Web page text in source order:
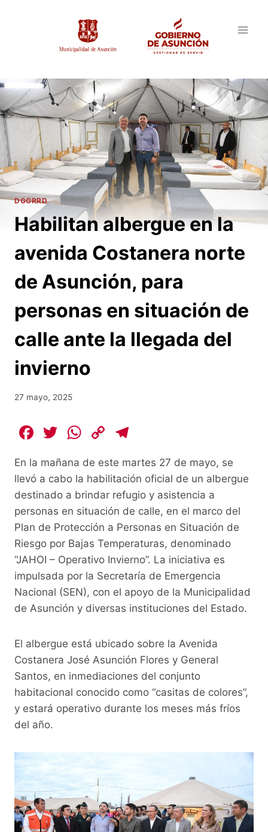
DGGRRD
Habilitan albergue en la
avenida Costanera norte
de Asunción, para
personas en situación de
calle ante la llegada del
invierno
27 mayo, 2025
F
c
e
b
o
o
k
T
itt
er
W
at
s
A
p
p
C
p
y
Li
n
k
e
gr
a
m
En la mañana de este martes 27 de mayo, se
llevó a cabo la habilitación oficial de un albergue
destinado a brindar refugio y asistencia a
personas en situación de calle, en el marco del
Plan de Protección a Personas en Situación de
Riesgo por Bajas Temperaturas, denominado
“JAHOI – Operativo Invierno”. La iniciativa es
impulsada por la Secretaría de Emergencia
Nacional (SEN), con el apoyo de la Municipalidad
de Asunción y diversas instituciones del Estado.
El albergue está ubicado sobre la Avenida
Costanera José Asunción Flores y General
Santos, en inmediaciones del conjunto
habitacional conocido como “casitas de colores”,
y estará operativo durante los meses más fríos
del año.